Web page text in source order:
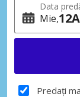
Data
Mie 12
Predați